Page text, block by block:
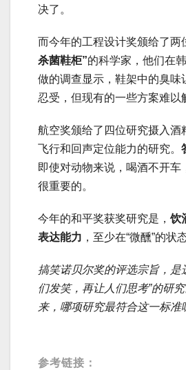
决了。
而今年的工程设计奖颁给了两
杀菌鞋柜”的科学家，他们在
做的调查显示，鞋架中的臭味
忍受，但现有的一些方案难以
航空奖颁给了四位研究摄入酒
飞行和回声定位能力的研究。
即使对动物来说，喝酒不开车
很重要的。
今年的和平奖获奖研究是，饮
表达能力 ，至少在“微醺”的状
搞笑诺贝尔奖的评选宗旨，是
们发笑，再让人们思考”的研
来，哪项研究最符合这一标准
参考链接：